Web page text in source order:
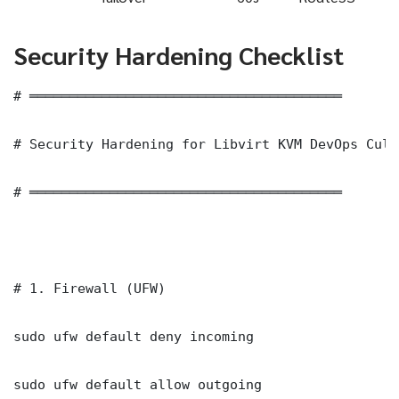
Security Hardening Checklist
# ═══════════════════════════════════════
# Security Hardening for Libvirt KVM DevOps
# ═══════════════════════════════════════
# 1. Firewall (UFW)
sudo ufw default deny incoming
sudo ufw default allow outgoing